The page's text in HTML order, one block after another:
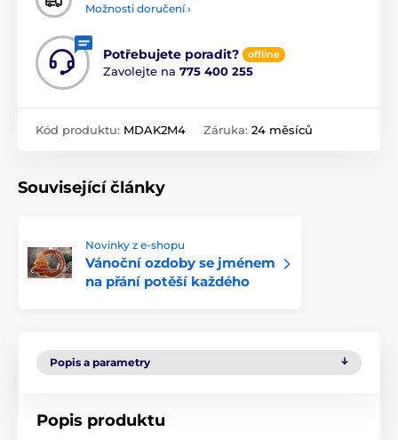
Možnosti doručení ›
Potřebujete poradit? offline
Zavolejte na 775 400 255
Kód produktu: MDAK2M4 Záruka: 24 měsíců
Související články
Novinky z e-shopu
Vánoční ozdoby se jménem
na přání potěší každého
Popis a parametry
Popis produktu